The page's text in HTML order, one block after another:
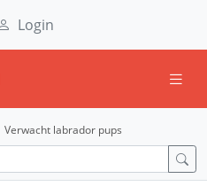
Login
Verwacht labrador pups